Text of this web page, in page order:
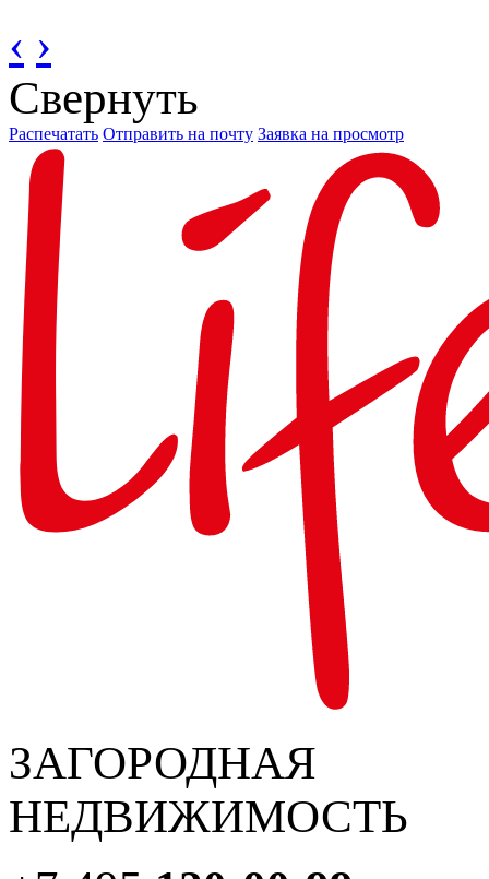
‹ ›
Свернуть
Распечатать Отправить на почту Заявка на просмотр
ЗАГОРОДНАЯ
НЕДВИЖИМОСТЬ